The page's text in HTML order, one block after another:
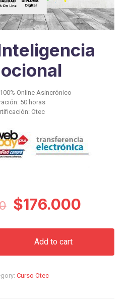
Online Asincrónico
50 horas
Otec
Original
was:
$311.600.
$176.000
is:
Add to cart
Curso Otec